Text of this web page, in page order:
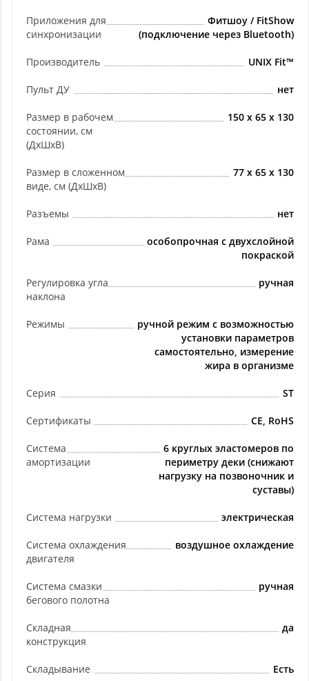
Приложения для
синхронизации
Фитшоу / FitShow
(подключение через Bluetooth)
Производитель UNIX Fit™
Пульт ДУ нет
Размер в рабочем
состоянии, см
(ДхШхВ)
150 х 65 х 130
Размер в сложенном
виде, см (ДхШхВ)
77 х 65 х 130
Разъемы нет
Рама
особопрочная с двухслойной
покраской
Регулировка угла
наклона
ручная
Режимы
ручной режим с возможностью
установки параметров
самостоятельно, измерение
жира в организме
Серия ST
Сертификаты CE, RoHS
Система
амортизации
6 круглых эластомеров по
периметру деки (снижают
нагрузку на позвоночник и
суставы)
Система нагрузки электрическая
Система охлаждения
двигателя
воздушное охлаждение
Система смазки
бегового полотна
ручная
Складная
конструкция
да
Складывание Есть